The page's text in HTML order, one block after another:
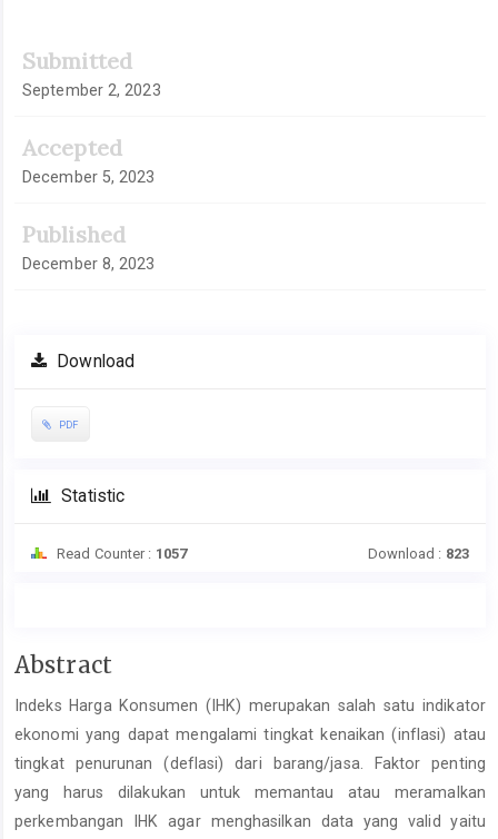
Submitted
September 2, 2023
Accepted
December 5, 2023
Published
December 8, 2023
Download
PDF
Statistic
Read Counter : 1057 Download : 823
Main
Content
Abstract
Indeks Harga Konsumen (IHK) merupakan salah satu indikator
ekonomi yang dapat mengalami tingkat kenaikan (inflasi) atau
tingkat penurunan (deflasi) dari barang/jasa. Faktor penting
yang harus dilakukan untuk memantau atau meramalkan
perkembangan IHK agar menghasilkan data yang valid yaitu